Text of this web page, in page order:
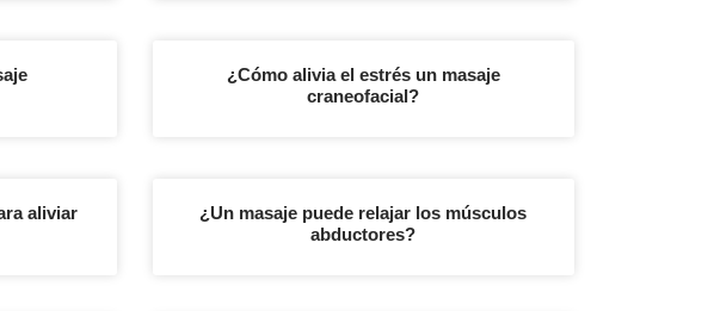
¿Cómo alivia el estrés un masaje
craneofacial?
aliviar
¿Un masaje puede relajar los músculos
abductores?